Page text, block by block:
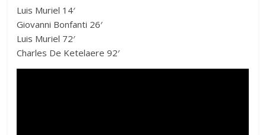
c
e
b
o
o
k
a
t
s
A
p
p
a
l
t
r
Luis Muriel 14′
Giovanni Bonfanti 26′
Luis Muriel 72′
Charles De Ketelaere 92′